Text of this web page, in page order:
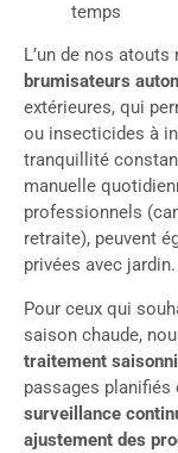
temps
L’un de nos atouts
brumisateurs
extérieures, qui
ou insecticides à
tranquillité
manuelle
professionnels
retraite), peuvent
privées avec jardin.
Pour ceux qui
saison chaude,
traitement
passages planifiés
surveillance
ajustement des